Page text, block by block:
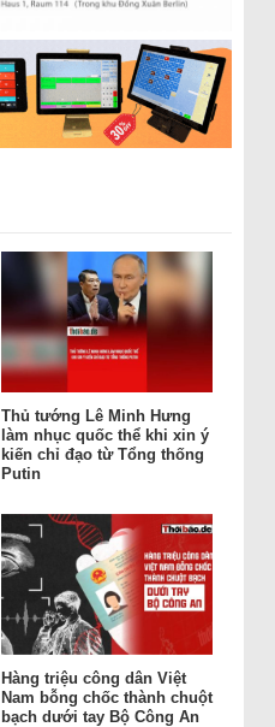
Thủ tướng Lê Minh Hưng
làm nhục quốc thể khi xin ý
kiến chỉ đạo từ Tổng thống
Putin
Hàng triệu công dân Việt
Nam bỗng chốc thành chuột
bạch dưới tay Bộ Công An